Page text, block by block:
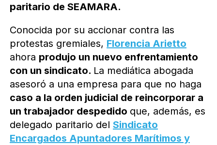
paritario de SEAMARA.
Conocida por su accionar contra las
protestas gremiales, Florencia Arietto
ahora produjo un nuevo enfrentamiento
con un sindicato. La mediática abogada
asesoró a una empresa para que no haga
caso a la orden judicial de reincorporar a
un trabajador despedido que, además, es
delegado paritario del Sindicato
Encargados Apuntadores Marítimos y